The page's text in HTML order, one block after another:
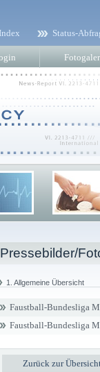
Index Status-
Pressebilder/
1. Allgemeine Übersicht
Faustball-Bundesliga
Faustball-Bundesliga
Zurück zur